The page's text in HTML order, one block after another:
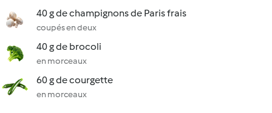
40 g de champignons de Paris frais
coupés en deux
40 g de brocoli
en morceaux
60 g de courgette
en morceaux